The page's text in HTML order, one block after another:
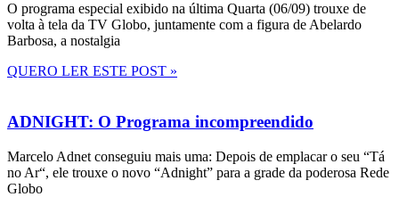
O programa especial exibido na última Quarta (06/09) trouxe de
volta à tela da TV Globo, juntamente com a figura de Abelardo
Barbosa, a nostalgia
QUERO LER ESTE POST »
ADNIGHT: O Programa incompreendido
Marcelo Adnet conseguiu mais uma: Depois de emplacar o seu “Tá
no Ar“, ele trouxe o novo “Adnight” para a grade da poderosa Rede
Globo